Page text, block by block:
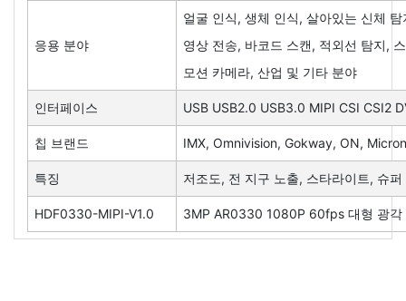
응용 분야
얼굴 인식, 생체 인식, 살아있는 신체
영상 전송, 바코드 스캔, 적외선 탐지,
모션 카메라, 산업 및 기타 분야
인터페이스 USB USB2.0 USB3.0 MIPI CSI CSI2
칩 브랜드 IMX, Omnivision, Gokway, ON,
특징 저조도, 전 지구 노출, 스타라이트, 슈
HDF0330-MIPI-V1.0 3MP AR0330 1080P 60fps 대형 광각